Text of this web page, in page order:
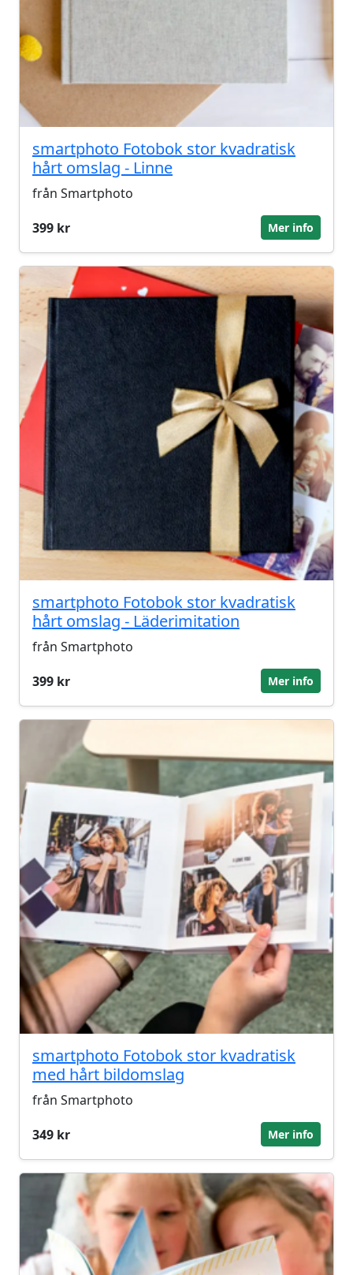
smartphoto Fotobok stor kvadratisk
hårt omslag - Linne
från Smartphoto
399 kr
Mer info
smartphoto Fotobok stor kvadratisk
hårt omslag - Läderimitation
från Smartphoto
399 kr
Mer info
smartphoto Fotobok stor kvadratisk
med hårt bildomslag
från Smartphoto
349 kr
Mer info